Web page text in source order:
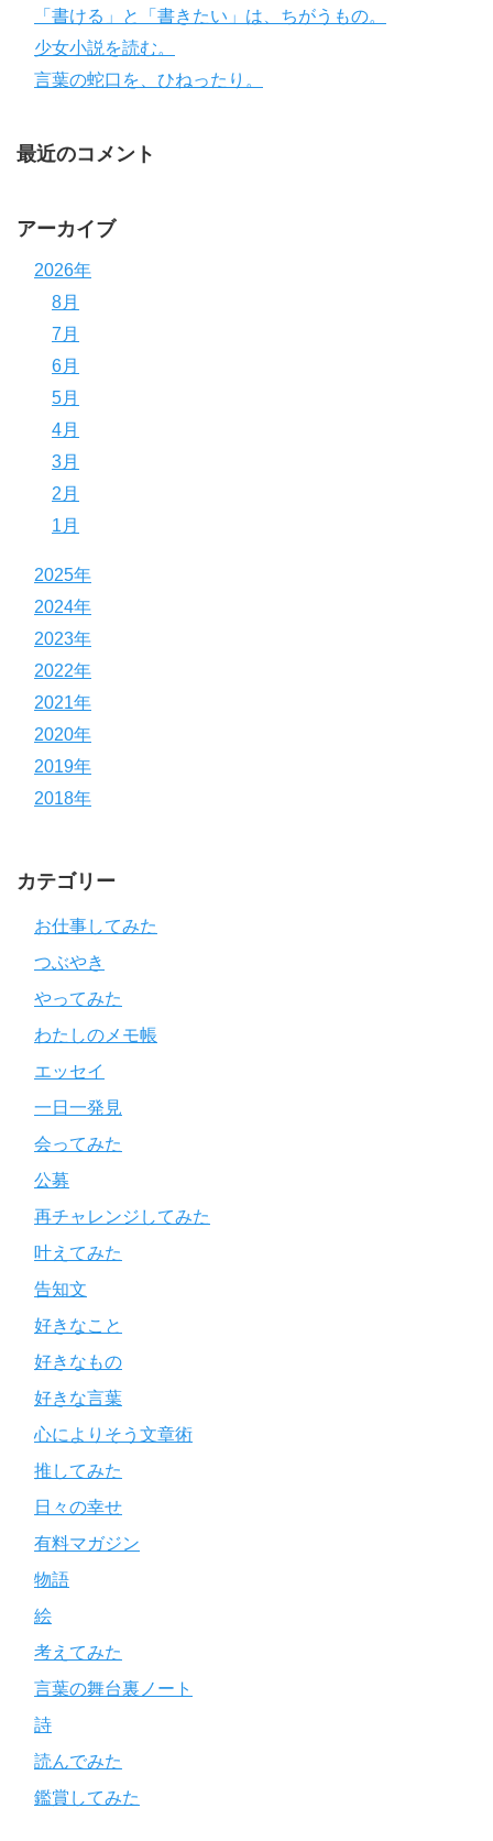
「書ける」と「書きたい」は、ちがうもの。
少女小説を読む。
言葉の蛇口を、ひねったり。
最近のコメント
アーカイブ
2026年
8月
7月
6月
5月
4月
3月
2月
1月
2025年
2024年
2023年
2022年
2021年
2020年
2019年
2018年
カテゴリー
お仕事してみた
つぶやき
やってみた
わたしのメモ帳
エッセイ
一日一発見
会ってみた
公募
再チャレンジしてみた
叶えてみた
告知文
好きなこと
好きなもの
好きな言葉
心によりそう文章術
推してみた
日々の幸せ
有料マガジン
物語
絵
考えてみた
言葉の舞台裏ノート
詩
読んでみた
鑑賞してみた